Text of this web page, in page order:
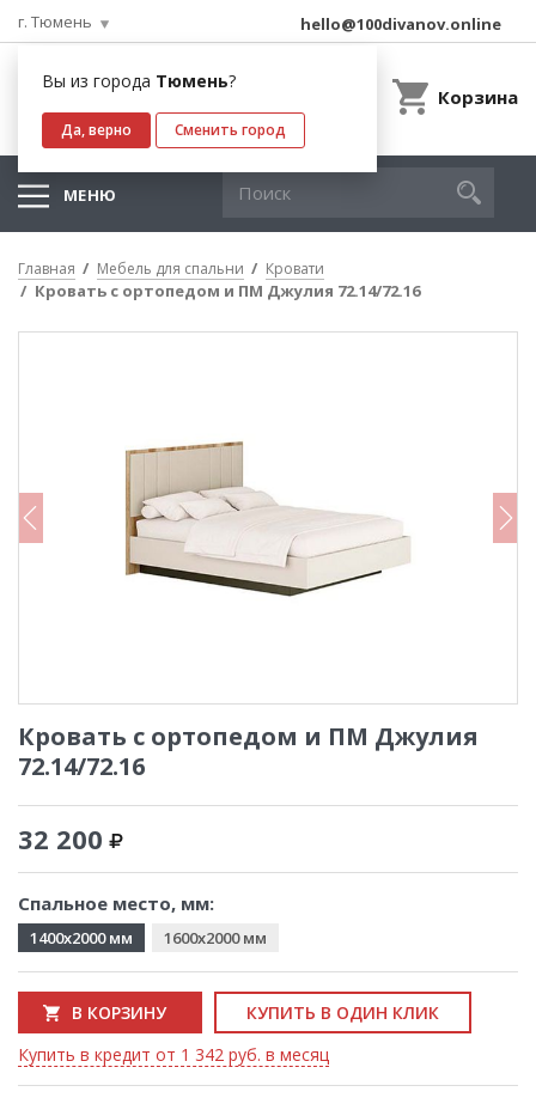
г. Тюмень
Вы из города Тюмень?
Да, верно Сменить город
hello@100divanov.online
Корзина
МЕНЮ
Главная Мебель для спальни Кровати
Кровать с ортопедом и ПМ Джулия 72.14/72.16
Кровать с ортопедом и ПМ Джулия
72.14/72.16
32 200
Спальное место, мм:
1400x2000 мм 1600x2000 мм
В КОРЗИНУ
КУПИТЬ В ОДИН КЛИК
Купить в кредит от 1 342 руб. в месяц